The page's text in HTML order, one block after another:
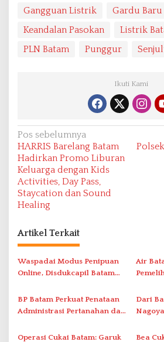
Gangguan Listrik
Gardu Baru
Keandalan Pasokan
Listrik
PLN Batam
Punggur
Ikuti Kami
N
a
v
i
g
s
i
p
s
Pos sebelumnya
HARRIS Barelang Batam
Hadirkan Promo Liburan
Keluarga dengan Kids
Activities, Day Pass,
Staycation dan Sound
Healing
Artikel Terkait
Waspadai Modus Penipuan
Online, Disdukcapil Batam
Tatap Muka
Air
BP Batam Perkuat Penataan
Administrasi Pertanahan dan
Dari
Operasi Cukai Batam: Garuk
Bea